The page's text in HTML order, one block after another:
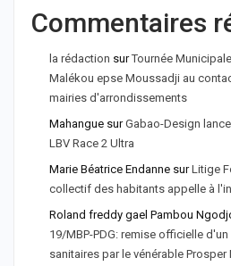
Commentaires
la rédaction surTournée
Malékou epse Moussadji au
mairies d'arrondissements
Mahangue surGabao-Design
LBV Race 2 Ultra
Marie Béatrice Endanne surLitige
collectif des habitants appelle à
Roland freddy gael Pambou
19/MBP-PDG: remise officielle
sanitaires par le vénérable